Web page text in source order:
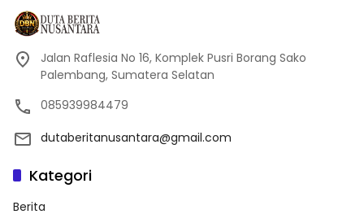
Jalan Raflesia No 16, Komplek Pusri Borang Sako
Palembang, Sumatera Selatan
085939984479
dutaberitanusantara@gmail.com
Kategori
Berita